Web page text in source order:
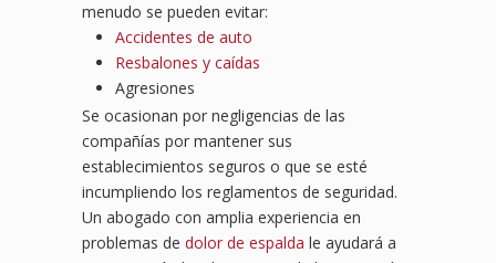
menudo se pueden evitar:
Accidentes de auto
Resbalones y caídas
Agresiones
Se ocasionan por negligencias de las
compañías por mantener sus
establecimientos seguros o que se esté
incumpliendo los reglamentos de seguridad.
Un abogado con amplia experiencia en
problemas de dolor de espalda le ayudará a